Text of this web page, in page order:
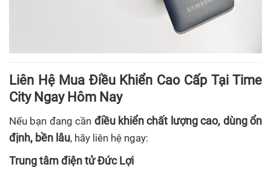
Liên Hệ Mua Điều Khiển Cao Cấp Tại Time
City Ngay Hôm Nay
Nếu bạn đang cần điều khiển chất lượng cao, dùng ổn
định, bền lâu, hãy liên hệ ngay:
Trung tâm điện tử Đức Lợi